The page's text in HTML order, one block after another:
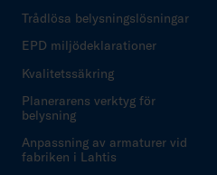
Trådlösa belysningslösningar
EPD miljödeklarationer
Kvalitetssäkring
Planerarens verktyg för
belysning
Anpassning av armaturer vid
fabriken i Lahtis